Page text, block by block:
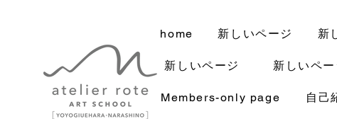
home 新しいページ 新
新しいページ 新しいペー
Members-only page 自己